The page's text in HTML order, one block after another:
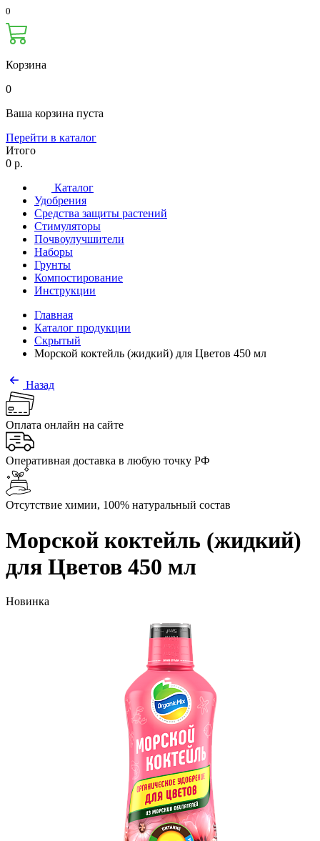
0
Корзина
0
Ваша корзина пуста
Перейти в каталог
Итого
0 р.
Каталог
Удобрения
Средства защиты растений
Стимуляторы
Почвоулучшители
Наборы
Грунты
Компостирование
Инструкции
Главная
Каталог продукции
Скрытый
Морской коктейль (жидкий) для Цветов 450 мл
Назад
Оплата онлайн на сайте
Оперативная доставка в любую точку РФ
Отсутствие химии, 100% натуральный состав
Морской коктейль (жидкий)
для Цветов 450 мл
Новинка